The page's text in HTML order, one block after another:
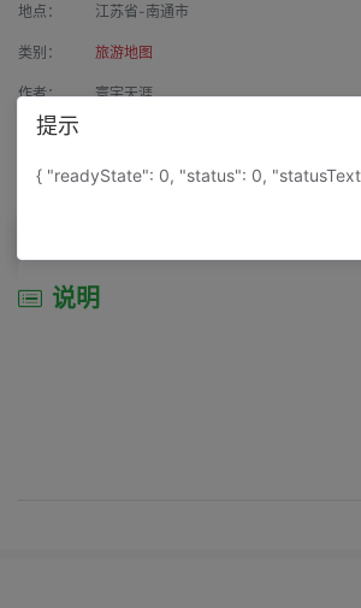
地点： 江苏省-南通市
类别： 旅游地图
作者： 寰宇天涯
来源：
属性： 地图属性： 地图类型-景区导游图
说明
提示
{ "readyState": 0, "status": 0,